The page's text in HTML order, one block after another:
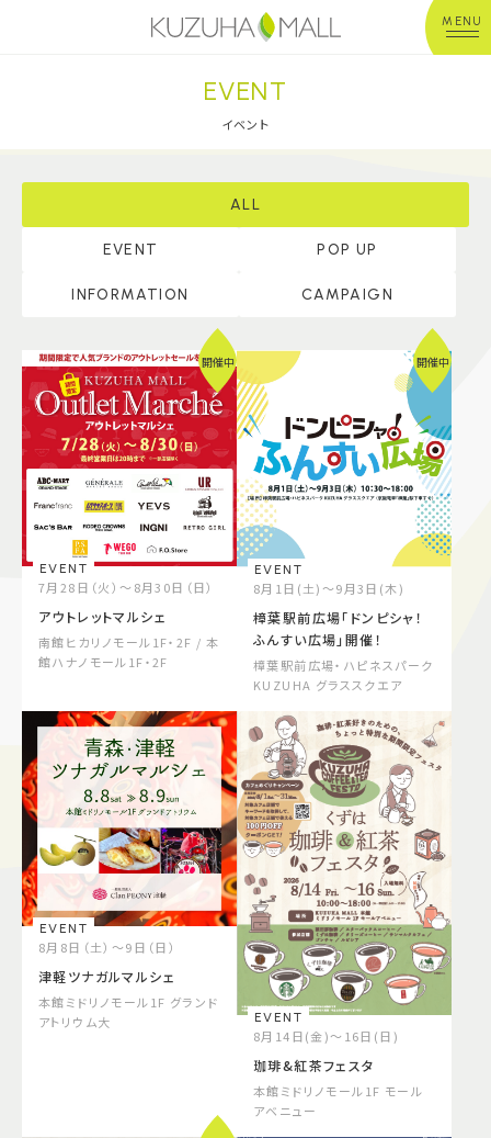
MENU
平 日：10:00~20:00
※店舗により異なる
ショップニュース
イベント
キッズ＆ベビー
施設案内
アクセス＆駐車場
よくあるご質問
スタッフ募集
プライバシーポリシー
Follow US
EVENT
イベント
ALL
EVENT POP UP
INFORMATION CAMPAIGN
開催中
EVENT
7月28日（火）～8月30日（日）
アウトレットマルシェ
南館ヒカリノモール1F・2F / 本
館ハナノモール1F・2F
開催中
EVENT
8月1日(土)～9月3日(木)
樟葉駅前広場「ドンピシャ！
ふんすい広場」開催！
樟葉駅前広場・ハピネスパーク
KUZUHA グラススクエア
EVENT
8月8日（土）～9日（日）
津軽ツナガルマルシェ
本館ミドリノモール1F グランド
アトリウム大
EVENT
8月14日(金)～16日(日)
珈琲&紅茶フェスタ
本館ミドリノモール1F モール
アベニュー